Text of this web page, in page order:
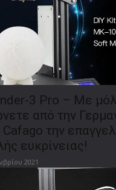
3 Pro – Με
από την
την
ευκρίνειας!
2021